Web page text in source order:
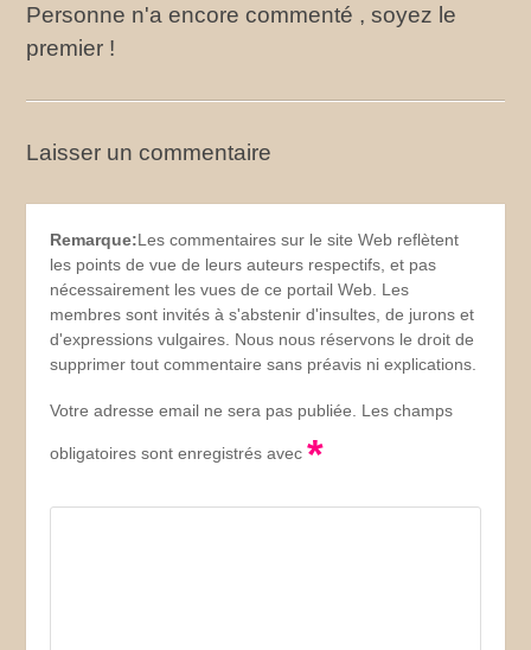
Personne n'a encore commenté , soyez le
premier !
Laisser un commentaire
Remarque:Les commentaires sur le site Web reflètent
les points de vue de leurs auteurs respectifs, et pas
nécessairement les vues de ce portail Web. Les
membres sont invités à s'abstenir d'insultes, de jurons et
d'expressions vulgaires. Nous nous réservons le droit de
supprimer tout commentaire sans préavis ni explications.
Votre adresse email ne sera pas publiée. Les champs
obligatoires sont enregistrés avec*